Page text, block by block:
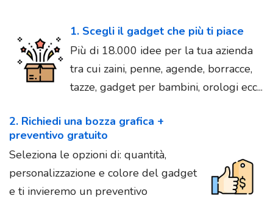
1. Scegli il gadget che più ti piace
Più di 18.000 idee per la tua azienda
tra cui zaini, penne, agende, borracce,
tazze, gadget per bambini, orologi ecc...
2. Richiedi una bozza grafica +
preventivo gratuito
Seleziona le opzioni di: quantità,
personalizzazione e colore del gadget
e ti invieremo un preventivo